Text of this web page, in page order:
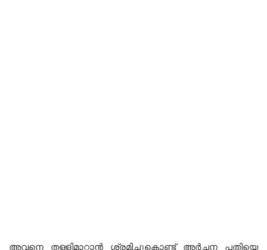
അവനെ തള്ളിമാറ്റാൻ ശ്രമിച്ചുകൊണ്ട് അർച്ചന പതിയെ